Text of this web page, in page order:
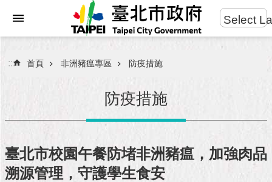
進
搜
民
服
務
Select
::: 首頁 非洲豬瘟專區 防疫措施
防疫措施
臺北市校園午餐防堵非洲豬瘟，加強肉品
溯源管理，守護學生食安